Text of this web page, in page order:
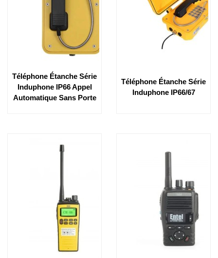
Téléphone Étanche Série
Induphone IP66 Appel
Automatique Sans Porte
Téléphone Étanche Série
Induphone IP66/67